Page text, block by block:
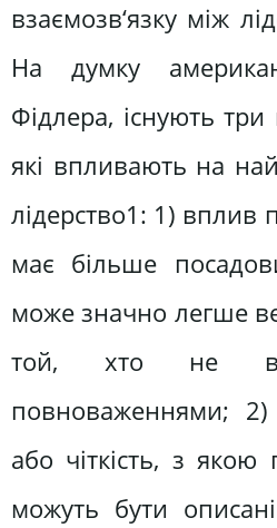
взаємозв‘язку між
На думку
Фідлера, існують три
які впливають на
лідерство1: 1) вплив
має більше
може значно легше
той, хто не
повноваженнями; 2)
або чіткість, з якою
можуть бути